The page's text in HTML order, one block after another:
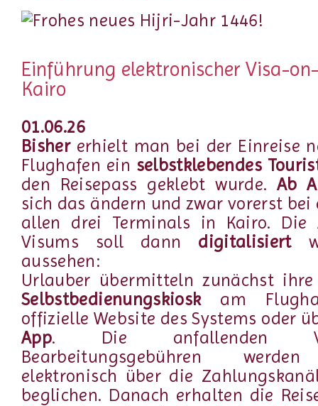
Einführung elektronischer Visa-
Kairo
01.06.26
Bishererhielt man bei der Einreise
Flughafen ein selbstklebendes
den Reisepass geklebt wurde. Ab
sich das ändern und zwar vorerst bei
allen drei Terminals in Kairo. Die
Visums soll dann digitalisiert
aussehen:
Urlauber übermitteln zunächst
Selbstbedienungskioskam
offizielle Website des Systems oder
App. Die anfallenden
Bearbeitungsgebühren
elektronisch über die
beglichen. Danach erhalten die